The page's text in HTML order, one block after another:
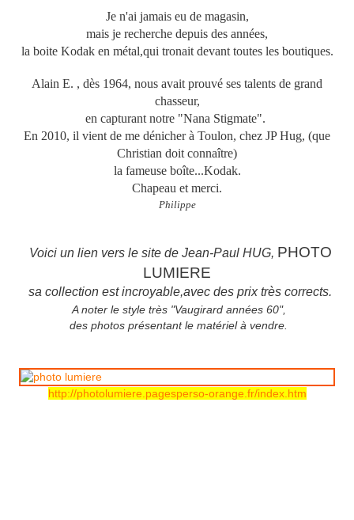
Je n'ai jamais eu de magasin,
mais je recherche depuis des années,
la boite Kodak en métal,qui tronait devant toutes les boutiques.
Alain E. , dès 1964, nous avait prouvé ses talents de grand
chasseur,
en capturant notre "Nana Stigmate".
En 2010, il vient de me dénicher à Toulon, chez JP Hug, (que
Christian doit connaître)
la fameuse boîte...Kodak.
Chapeau et merci.
Philippe
Voici un lien vers le site de Jean-Paul HUG, PHOTO
LUMIERE
sa collection est incroyable,avec des prix très corrects.
A noter le style très "Vaugirard années 60",
des photos présentant le matériel à vendre.
http://photolumiere.pagesperso-orange.fr/index.htm